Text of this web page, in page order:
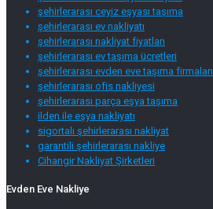
şehirlerarası ceyiz eşyası taşıma
şehirlerarası ev nakliyatı
şehirlerarası nakliyat fiyatları
şehirlerarası ev taşıma ücretleri
şehirlerarası evden eve taşıma firmaları
şehirlerarası ofis nakliyesi
şehirlerarası parça eşya taşıma
ilden ile eşya nakliyatı
sigortalı şehirlerarası nakliyat
garantili şehirlerarası nakliye
Cihangir Nakliyat Şirketleri
Evden Eve Nakliye